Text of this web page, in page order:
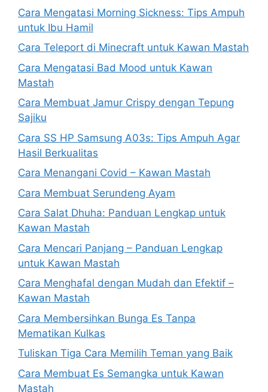
Cara Mengatasi Morning Sickness: Tips Ampuh
untuk Ibu Hamil
Cara Teleport di Minecraft untuk Kawan Mastah
Cara Mengatasi Bad Mood untuk Kawan
Mastah
Cara Membuat Jamur Crispy dengan Tepung
Sajiku
Cara SS HP Samsung A03s: Tips Ampuh Agar
Hasil Berkualitas
Cara Menangani Covid – Kawan Mastah
Cara Membuat Serundeng Ayam
Cara Salat Dhuha: Panduan Lengkap untuk
Kawan Mastah
Cara Mencari Panjang – Panduan Lengkap
untuk Kawan Mastah
Cara Menghafal dengan Mudah dan Efektif –
Kawan Mastah
Cara Membersihkan Bunga Es Tanpa
Mematikan Kulkas
Tuliskan Tiga Cara Memilih Teman yang Baik
Cara Membuat Es Semangka untuk Kawan
Mastah